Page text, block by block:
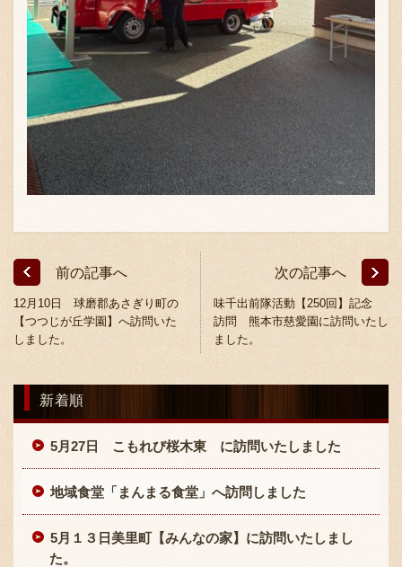
〒869-1107 熊本県菊池郡菊陽町辛川448
TEL:096-349-2222
FAX:096-349-2288
前の記事へ
12月10日 球磨郡あさぎり町の
【つつじが丘学園】へ訪問いた
しました。
次の記事へ
味千出前隊活動【250回】記念
訪問 熊本市慈愛園に訪問いたし
ました。
新着順
5月27日 こもれび桜木東 に訪問いたしました
地域食堂「まんまる食堂」へ訪問しました
5月１３日美里町【みんなの家】に訪問いたしまし
た。